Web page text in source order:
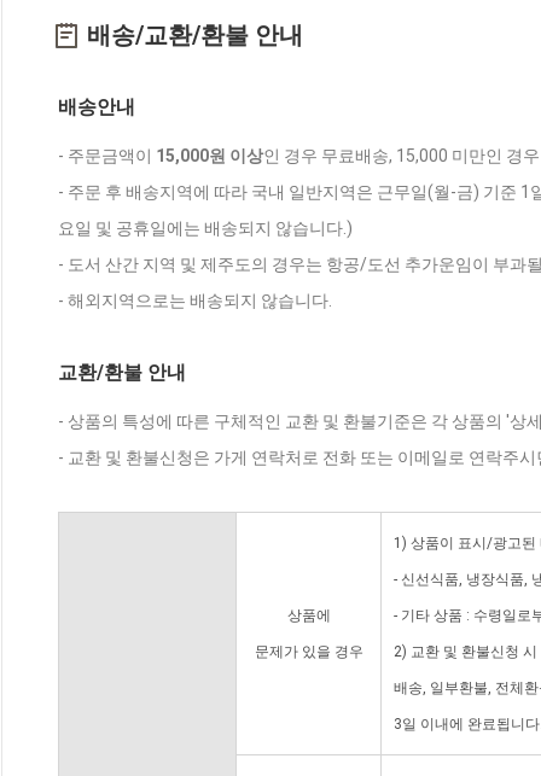
배송/교환/환불 안내
배송안내
- 주문금액이 15,000원 이상인 경우 무료배송, 15,000 미만인 경
- 주문 후 배송지역에 따라 국내 일반지역은 근무일(월-금) 기준
요일 및 공휴일에는 배송되지 않습니다.)
- 도서 산간 지역 및 제주도의 경우는 항공/도선 추가운임이 부과
- 해외지역으로는 배송되지 않습니다.
교환/환불 안내
- 상품의 특성에 따른 구체적인 교환 및 환불기준은 각 상품의 '상
- 교환 및 환불신청은 가게 연락처로 전화 또는 이메일로 연락주
상품에
문제가 있을 경우
1) 상품이 표시/광고된
- 신선식품, 냉장식품,
- 기타 상품 : 수령일로
2) 교환 및 환불신청
배송, 일부환불, 전체
3일 이내에 완료됩니